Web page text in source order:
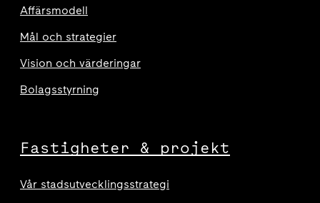
Affärsmodell
Mål och strategier
Vision och värderingar
Bolagsstyrning
Fastigheter & projekt
Vår stadsutvecklingsstrategi